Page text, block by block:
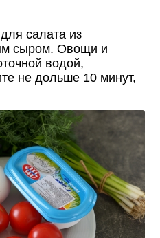
салата из
сыром. Овощи и
водой,
не дольше 10 минут,